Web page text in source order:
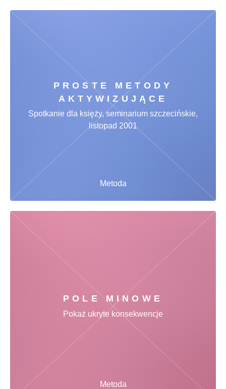
PROSTE METODY
AKTYWIZUJĄCE
Metoda
Spotkanie dla księży, seminarium szczecińskie,
listopad 2001
POLE MINOWE
Metoda
Pokaż ukryte konsekwencje